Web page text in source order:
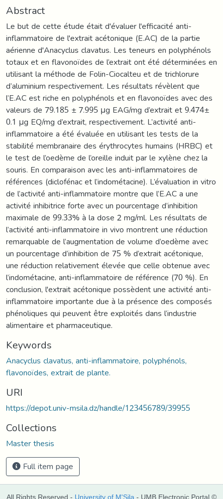
Abstract
Le but de cette étude était d'évaluer l'efficacité anti-
inflammatoire de l'extrait acétonique (E.AC) de la partie
aérienne d'Anacyclus clavatus. Les teneurs en polyphénols
totaux et en flavonoïdes de l’extrait ont été déterminées en
utilisant la méthode de Folin-Ciocalteu et de trichlorure
d’aluminium respectivement. Les résultats révèlent que
l’E.AC est riche en polyphénols et en flavonoïdes avec des
valeurs de 79.185 ± 7.995 μg EAG/mg d’extrait et 9.474±
0.1 μg EQ/mg d’extrait, respectivement. L’activité anti-
inflammatoire a été évaluée en utilisant les tests de la
stabilité membranaire des érythrocytes humains (HRBC) et
le test de l’oedème de l’oreille induit par le xylène chez la
souris. En comparaison avec les anti-inflammatoires de
références (diclofénac et l’indométacine). L’évaluation in vitro
de l’activité anti-inflammatoire montre que l’E.AC a une
activité inhibitrice forte avec un pourcentage d’inhibition
maximale de 99.33% à la dose 2 mg/ml. Les résultats de
l’activité anti-inflammatoire in vivo montrent une réduction
remarquable de l’augmentation de volume d’oedème avec
un pourcentage d’inhibition de 75 % d’extrait acétonique,
une réduction relativement élevée que celle obtenue avec
l’indométacine, anti-inflammatoire de référence (70 %). En
conclusion, l'extrait acétonique possèdent une activité anti-
inflammatoire importante due à la présence des composés
phénoliques qui peuvent être exploités dans l’industrie
alimentaire et pharmaceutique.
Keywords
Anacyclus clavatus, anti-inflammatoire, polyphénols,
flavonoïdes, extrait de plante.
URI
https://depot.univ-msila.dz/handle/123456789/39955
Collections
Master thesis
Full item page
All Rights Reserved - University of M'Sila - UMB Electronic Portal ©